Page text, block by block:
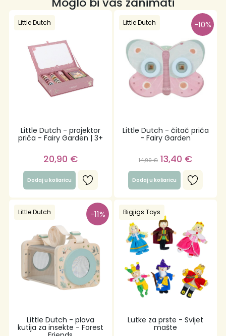
Little Dutch - projektor
priča - Fairy Garden | 3+
Little Dutch
20,90 €
Dodaj u košaricu
Little Dutch - čitač priča
- Fairy Garden
Little Dutch
14,90€ 13,40 €
Dodaj u košaricu
-10%
Little Dutch - plava
kutija za insekte - Forest
Little Dutch -11%
Lutke za prste - Svijet
mašte
Bigjigs Toys